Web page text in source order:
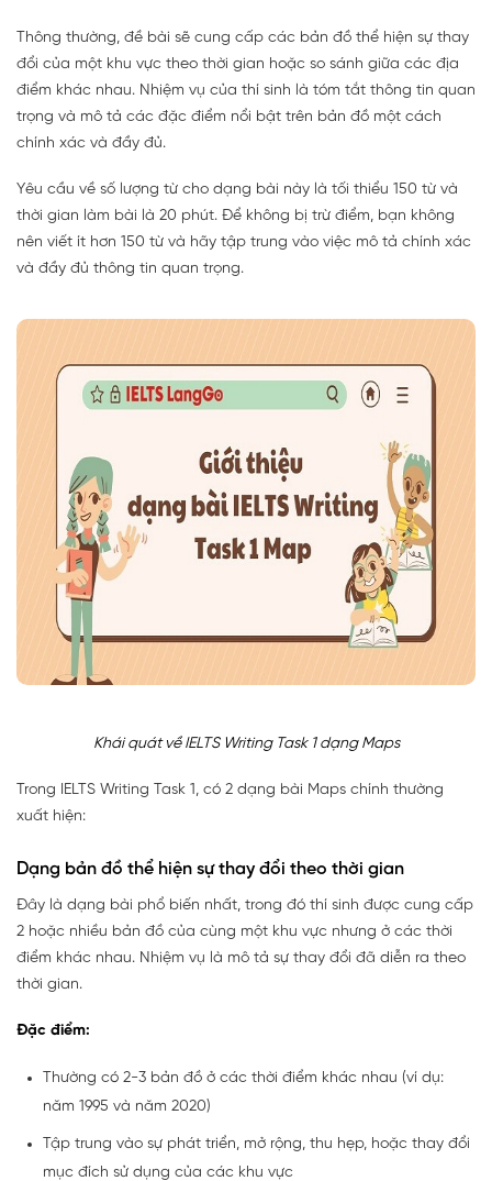
Thông thường, đề bài sẽ cung cấp các bản đồ thể hiện sự thay
đổi của một khu vực theo thời gian hoặc so sánh giữa các địa
điểm khác nhau. Nhiệm vụ của thí sinh là tóm tắt thông tin quan
trọng và mô tả các đặc điểm nổi bật trên bản đồ một cách
chính xác và đầy đủ.
Yêu cầu về số lượng từ cho dạng bài này là tối thiểu 150 từ và
thời gian làm bài là 20 phút. Để không bị trừ điểm, bạn không
nên viết ít hơn 150 từ và hãy tập trung vào việc mô tả chính xác
và đầy đủ thông tin quan trọng.
Khái quát về IELTS Writing Task 1 dạng Maps
Trong IELTS Writing Task 1, có 2 dạng bài Maps chính thường
xuất hiện:
Dạng bản đồ thể hiện sự thay đổi theo thời gian
Đây là dạng bài phổ biến nhất, trong đó thí sinh được cung cấp
2 hoặc nhiều bản đồ của cùng một khu vực nhưng ở các thời
điểm khác nhau. Nhiệm vụ là mô tả sự thay đổi đã diễn ra theo
thời gian.
Đặc điểm:
Thường có 2-3 bản đồ ở các thời điểm khác nhau (ví dụ:
năm 1995 và năm 2020)
Tập trung vào sự phát triển, mở rộng, thu hẹp, hoặc thay đổi
mục đích sử dụng của các khu vực